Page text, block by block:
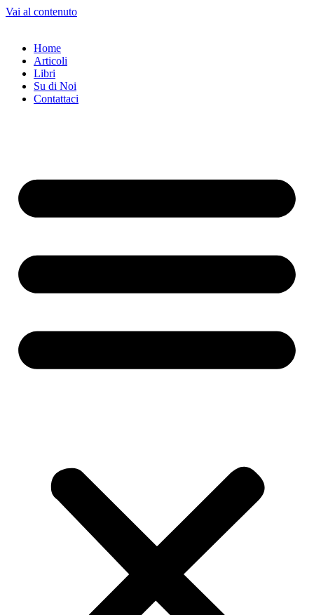
Vai al contenuto
Home
Articoli
Libri
Su di Noi
Contattaci